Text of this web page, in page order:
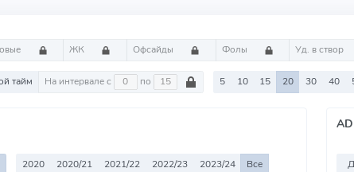
ЖК Офсайды Фолы Уд. в створ
тайм На интервале с по 5 10 15 20 30 40
2020 2020/21 2021/22 2022/23 2023/24 Все